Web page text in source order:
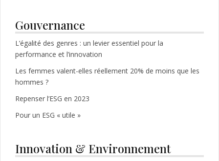
Gouvernance
L’égalité des genres : un levier essentiel pour la
performance et l’innovation
Les femmes valent-elles réellement 20% de moins que les
hommes ?
Repenser l’ESG en 2023
Pour un ESG « utile »
Innovation & Environnement